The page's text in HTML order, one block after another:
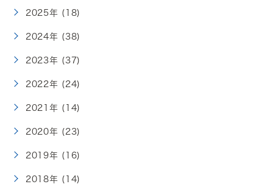
2025年 (18)
2024年 (38)
2023年 (37)
2022年 (24)
2021年 (14)
2020年 (23)
2019年 (16)
2018年 (14)